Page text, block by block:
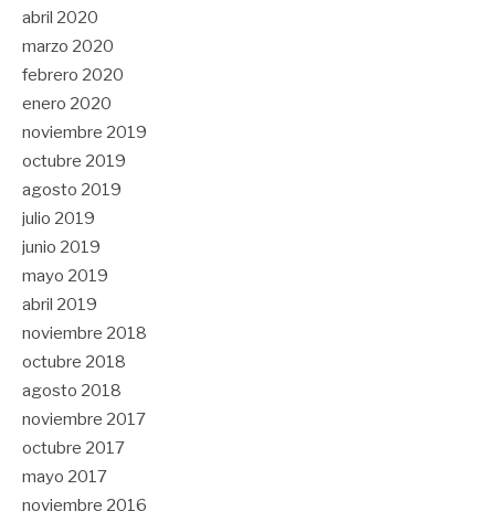
abril 2020
marzo 2020
febrero 2020
enero 2020
noviembre 2019
octubre 2019
agosto 2019
julio 2019
junio 2019
mayo 2019
abril 2019
noviembre 2018
octubre 2018
agosto 2018
noviembre 2017
octubre 2017
mayo 2017
noviembre 2016